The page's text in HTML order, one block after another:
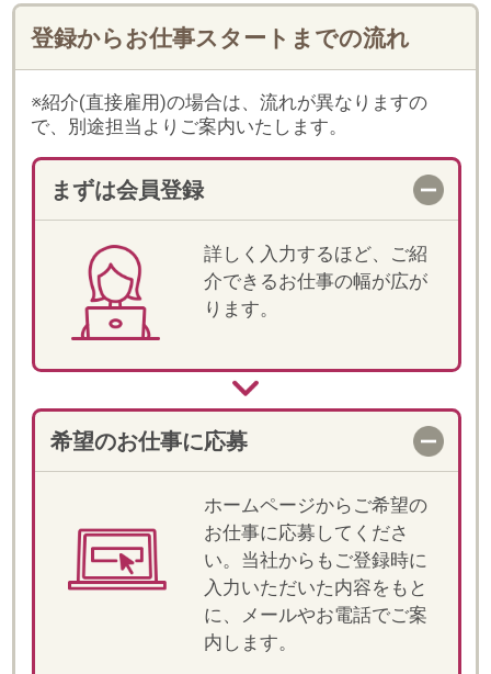
希望のお仕事に応募
お仕事に応募してくださ
い。当社からもご登録時に
に、メールやお電話でご案
内します。
一次選考
登録時に入力いただいた内
容をもとに一次選考を行い
電話での詳細確認
より電話でお仕事の詳細説
明と条件・ご経験の確認を
します。